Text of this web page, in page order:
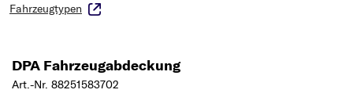
Fahrzeugtypen
DPA Fahrzeugabdeckung
Art.-Nr. 88251583702